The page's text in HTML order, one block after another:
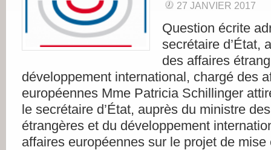
27 JANVIER 2017
Question écrite
secrétaire d’État,
des affaires
développement international, chargé des
européennes Mme Patricia Schillinger
le secrétaire d’État, auprès du ministre
étrangères et du développement
affaires européennes sur le projet de mise